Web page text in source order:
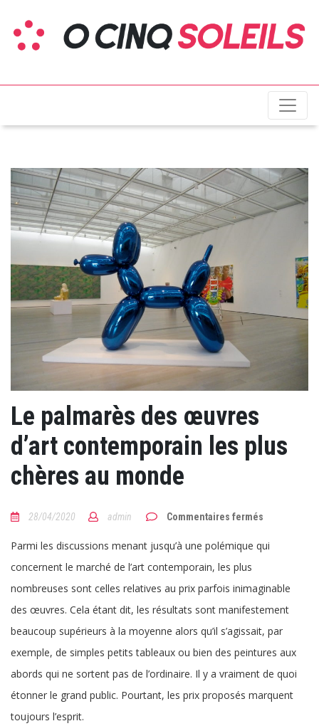
Le palmarès des œuvres
d’art contemporain les plus
chères au monde
28/04/2020 admin Commentaires fermés
des
les
chères
monde
Parmi les discussions menant jusqu’à une polémique qui
concernent le marché de l’art contemporain, les plus
nombreuses sont celles relatives au prix parfois inimaginable
des œuvres. Cela étant dit, les résultats sont manifestement
beaucoup supérieurs à la moyenne alors qu’il s’agissait, par
exemple, de simples petits tableaux ou bien des peintures aux
abords qui ne sortent pas de l’ordinaire. Il y a vraiment de quoi
étonner le grand public. Pourtant, les prix proposés marquent
toujours l’esprit.